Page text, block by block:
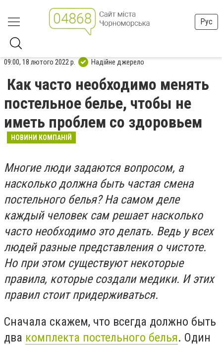
Рус
09:00, 18 лютого 2022 р. Надійне джерело
Как часто необходимо менять
постельное белье, чтобы не
иметь проблем со здоровьем
НОВИНИ КОМПАНІЙ
Многие люди задаются вопросом, а
насколько должна быть частая смена
постельного белья? На самом деле
каждый человек сам решает насколько
часто необходимо это делать. Ведь у всех
людей разные представления о чистоте.
Но при этом существуют некоторые
правила, которые создали медики. И этих
правил стоит придерживаться.
Сначала скажем, что всегда должно быть
два комплекта постельного белья. Один